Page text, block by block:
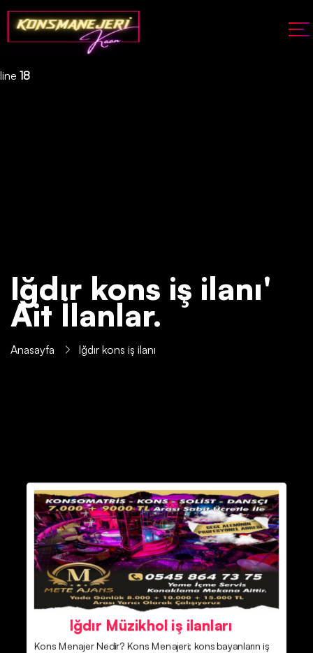
Deprecated: json_decode(): Passing null to parameter #1 ($json)
of type string is deprecated in
/home/konsmenajericom/public_html/api/kontrol/etiket.php
line 18
Iğdır kons iş ilanı'
Ait İlanlar.
Anasayfa Iğdır kons iş ilanı
Iğdır Müzikhol iş ilanları
Kons Menajer Nedir? Kons Menajeri; kons bayanların iş